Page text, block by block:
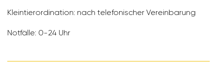
Klein­tier­or­di­na­tion: nach tele­fo­ni­scher Verein­ba­rung
Notfälle: 0-24 Uhr